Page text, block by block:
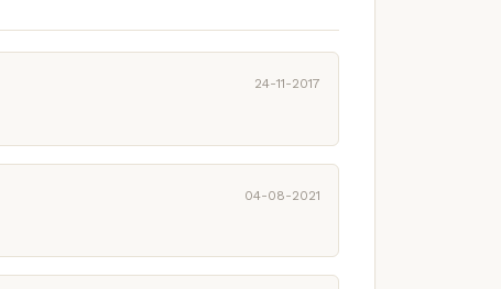
24-11-2017
04-08-2021